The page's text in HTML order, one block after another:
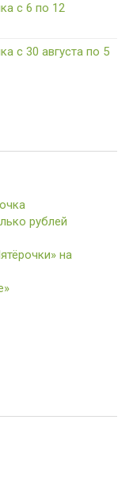
с 6 по 12
с 30 августа по 5
рублей
на